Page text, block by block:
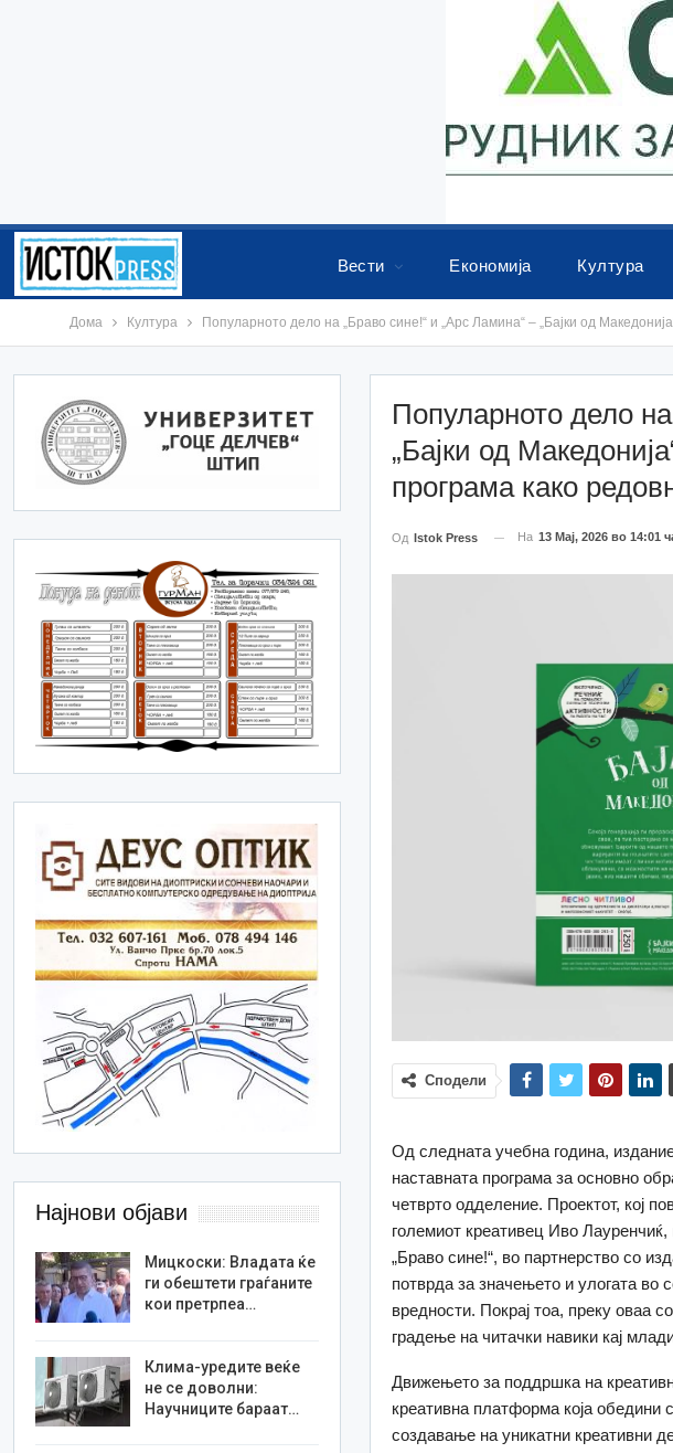
Вести Економија Култура
Дома Култура Популарното дело на „Браво сине!“ и „Арс Ламина“ – „Бајки од
Популарното дело
„Бајки од
програма како
Од Istok Press На 13 Мај, 2026 во 14:01
Сподели
Од следната учебна година,
наставната програма за основно
четврто одделение. Проектот, кој
големиот креативец Иво
„Браво сине!“, во партнерство со
потврда за значењето и улогата во
вредности. Покрај тоа, преку оваа
градење на читачки навики кај
Движењето за поддршка на
креативна платформа која обедини
создавање на уникатни креативни
Најнови објави
Мицкоски: Владата ќе
ги обештети граѓаните
кои претрпеа…
Клима-уредите веќе
не се доволни:
Научниците бараат…